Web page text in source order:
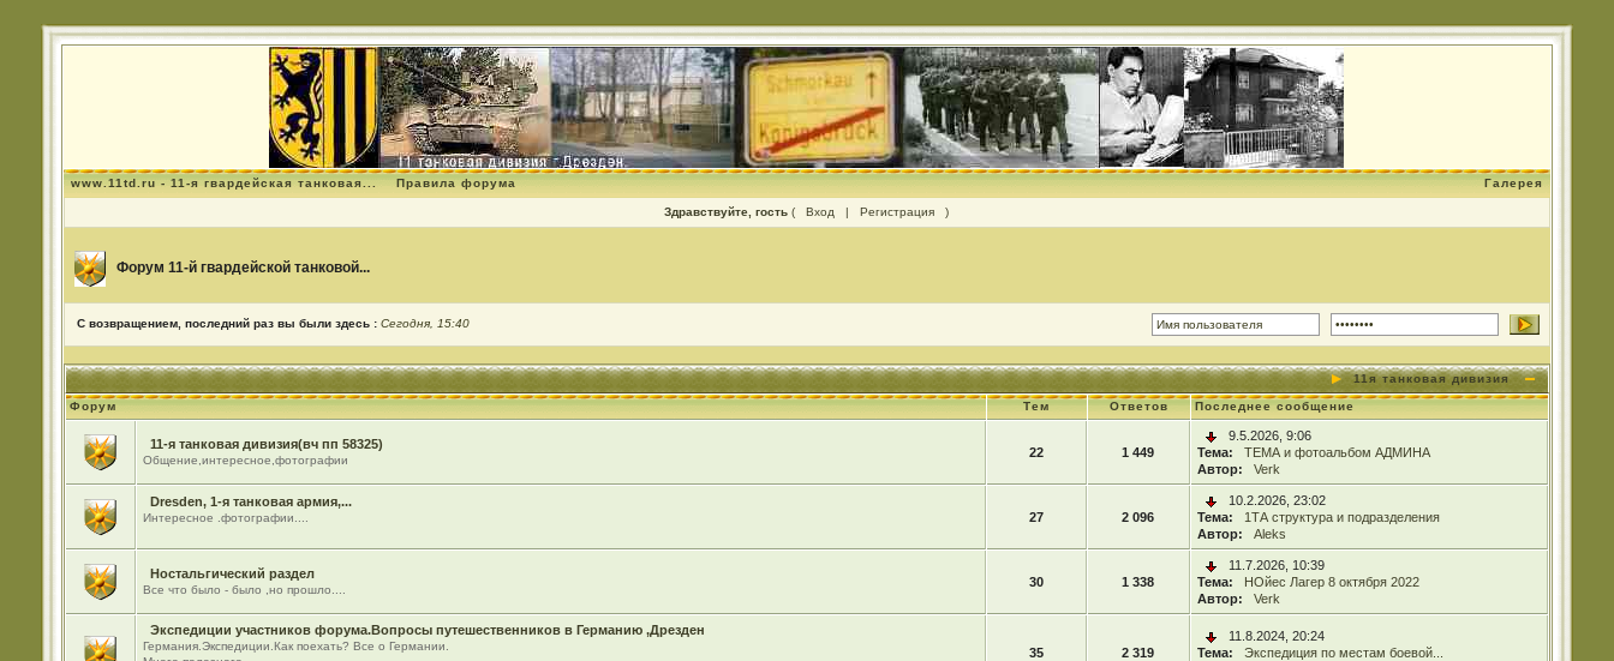
www.11td.ru - 11-я гвардейская танковая... Правила форума Галерея
Здравствуйте, гость ( Вход | Регистрация )
Форум 11-й гвардейской танковой...
С возвращением, последний раз вы были здесь : Сегодня, 15:40
11я танковая дивизия
Форум Тем Ответов Последнее сообщение
11-я танковая дивизия(вч пп 58325)
Общение,интересное,фотографии
22 1 449
9.5.2026, 9:06
Тема:
ТЕМА и фотоальбом АДМИНА
Автор:
Verk
Dresden, 1-я танковая армия,...
Интересное .фотографии.... 27 2 096
10.2.2026, 23:02
Тема:
1ТА структура и подразделения
Автор:
Aleks
Ностальгический раздел
Все что было - было ,но прошло....
30 1 338
11.7.2026, 10:39
Тема:
НОйес Лагер 8 октября 2022
Автор:
Verk
Экспедиции участников форума.Вопросы путешественников в Германию ,Дрезден
Германия.Экспедиции.Как поехать? Все о Германии.
35 2 319
11.8.2024, 20:24
Тема:
Экспедиция по местам боевой...